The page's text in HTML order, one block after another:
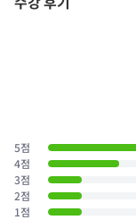
5점
4점
3점
2점
1점